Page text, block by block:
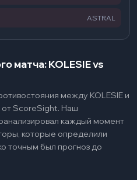
ASTRAL
матча: KOLESIE vs
между KOLESIE и
от ScoreSight. Наш
каждый момент
которые определили
точным был прогноз до